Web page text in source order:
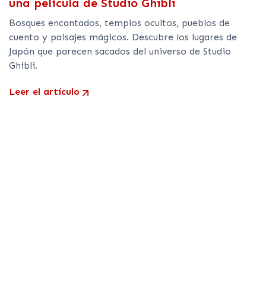
una película de Studio Ghibli
Bosques encantados, templos ocultos, pueblos de
cuento y paisajes mágicos. Descubre los lugares de
Japón que parecen sacados del universo de Studio
Ghibli.
Leer el artículo